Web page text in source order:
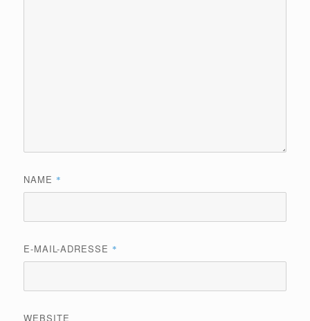
NAME *
E-MAIL-ADRESSE *
WEBSITE